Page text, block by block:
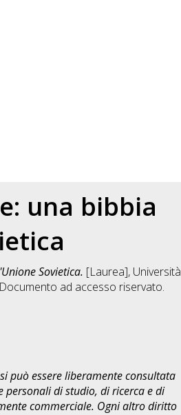
una bibbia
Sovietica. [Laurea], Università
ad accesso riservato.
può essere liberamente consultata
personali di studio, di ricerca e di
commerciale. Ogni altro diritto